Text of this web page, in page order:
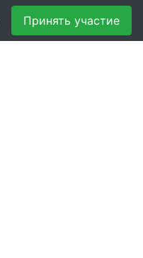
Принять участие